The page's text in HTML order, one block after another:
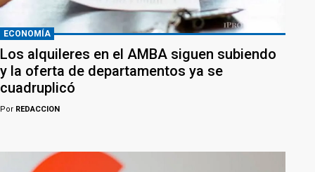
ECONOMÍA
Los alquileres en el AMBA siguen subiendo
y la oferta de departamentos ya se
cuadruplicó
Por REDACCION